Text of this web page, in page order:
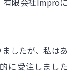
有限会社Improに
したが、私はあ
に受注しました